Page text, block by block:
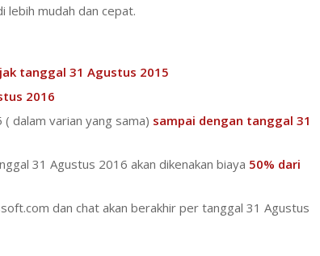
lebih mudah dan cepat.
tanggal 31 Agustus 2015
2016
( dalam varian yang sama) sampai dengan tanggal 31
31 Agustus 2016 akan dikenakan biaya 50% dari
dan chat akan berakhir per tanggal 31 Agustus